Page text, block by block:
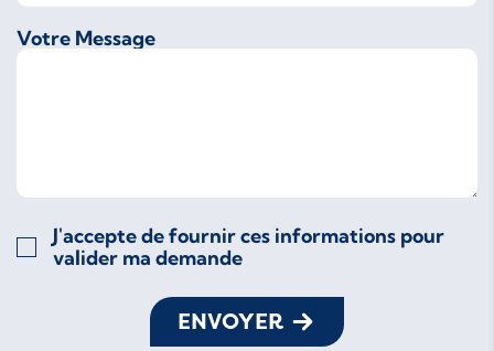
Votre Message
J'accepte de fournir ces informations pour
valider ma demande
ENVOYER